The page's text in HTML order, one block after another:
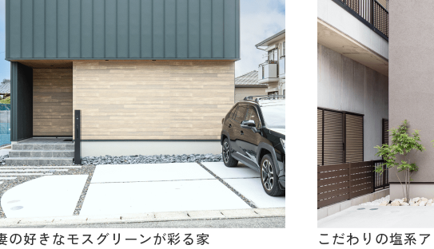
の好きなモスグリーンが彩る家 こだわりの塩系